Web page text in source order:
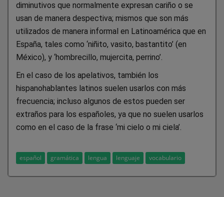
diminutivos que normalmente expresan cariño o se
usan de manera despectiva; mismos que son más
utilizados de manera informal en Latinoamérica que en
España, tales como ‘niñito, vasito, bastantito’ (en
México), y ‘hombrecillo, mujercita, perrino’.
En el caso de los apelativos, también los
hispanohablantes latinos suelen usarlos con más
frecuencia; incluso algunos de estos pueden ser
extraños para los españoles, ya que no suelen usarlos
como en el caso de la frase ‘mi cielo o mi ciela’.
español gramática lengua lenguaje vocabulario